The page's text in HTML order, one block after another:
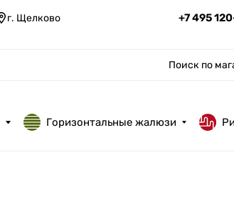
г. Щелково +7 495
Поиск по
Горизонтальные жалюзи